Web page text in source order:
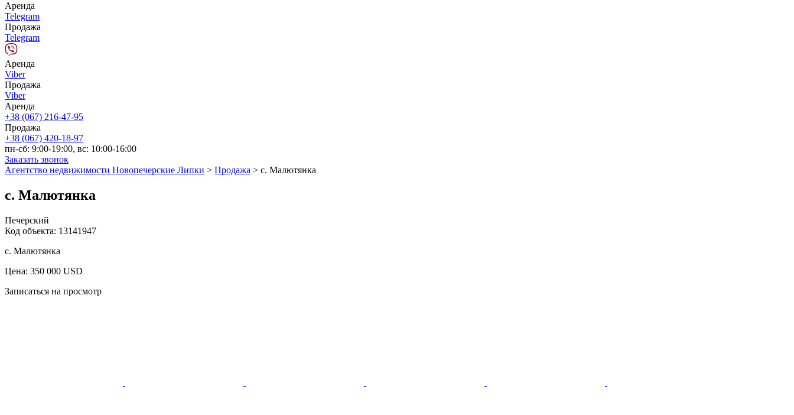
Аренда
Telegram
Продажа
Telegram
Аренда
Viber
Продажа
Viber
Аренда
+38 (067) 216-47-95
Продажа
+38 (067) 420-18-97
пн-сб: 9:00-19:00, вс: 10:00-16:00
Заказать звонок
Агентство недвижимости Новопечерские Липки > Продажа > с. Малютянка
с. Малютянка
Печерский
Код объекта: 13141947
с. Малютянка
Цена: 350 000 USD
Записаться на просмотр